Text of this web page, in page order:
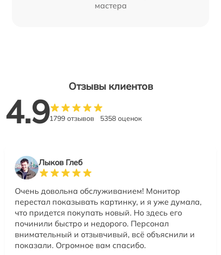
мастера
Отзывы клиентов
4.91799 отзывов 5358 оценок
Лыков Глеб
Очень довольна обслуживанием! Монитор
перестал показывать картинку, и я уже думала,
что придется покупать новый. Но здесь его
починили быстро и недорого. Персонал
внимательный и отзывчивый, всё объяснили и
показали. Огромное вам спасибо.